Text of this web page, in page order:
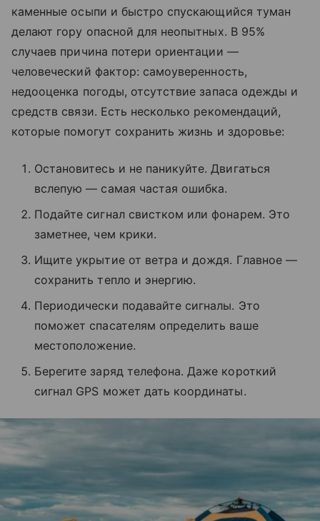
каменные осыпи и быстро спускающийся туман
делают гору опасной для неопытных. В 95%
случаев причина потери ориентации —
человеческий фактор: самоуверенность,
недооценка погоды, отсутствие запаса одежды и
средств связи. Есть несколько рекомендаций,
которые помогут сохранить жизнь и здоровье:
Остановитесь и не паникуйте. Двигаться
вслепую — самая частая ошибка.
Подайте сигнал свистком или фонарем. Это
заметнее, чем крики.
Ищите укрытие от ветра и дождя. Главное —
сохранить тепло и энергию.
Периодически подавайте сигналы. Это
поможет спасателям определить ваше
местоположение.
Берегите заряд телефона. Даже короткий
сигнал GPS может дать координаты.